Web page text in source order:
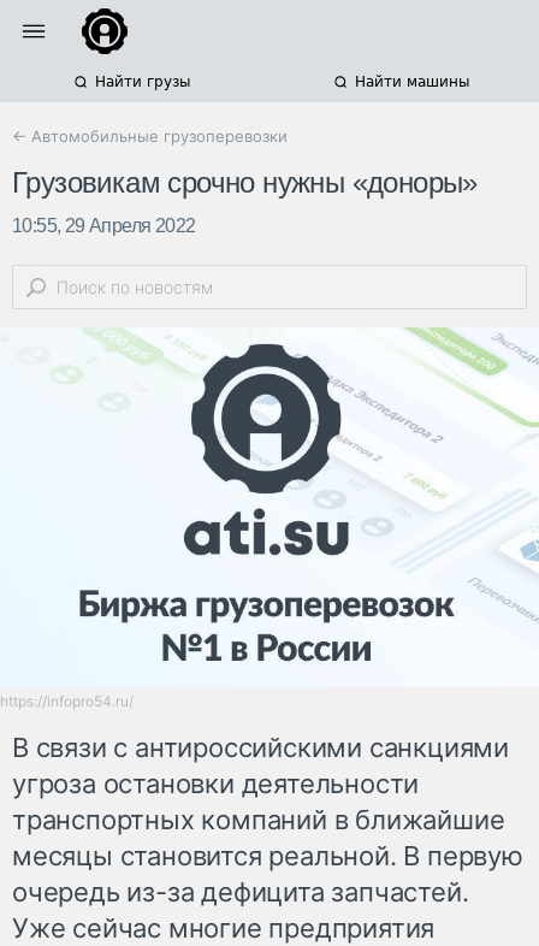
Найти грузы Найти машины
← Автомобильные грузоперевозки
Грузовикам срочно нужны «доноры»
10:55, 29 Апреля 2022
https://infopro54.ru/
В связи с антироссийскими санкциями
угроза остановки деятельности
транспортных компаний в ближайшие
месяцы становится реальной. В первую
очередь из-за дефицита запчастей.
Уже сейчас многие предприятия